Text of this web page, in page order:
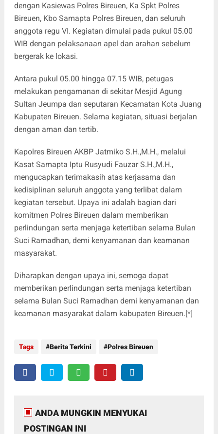
dengan Kasiewas Polres Bireuen, Ka Spkt Polres
Bireuen, Kbo Samapta Polres Bireuen, dan seluruh
anggota regu VI. Kegiatan dimulai pada pukul 05.00
WIB dengan pelaksanaan apel dan arahan sebelum
bergerak ke lokasi.
Antara pukul 05.00 hingga 07.15 WIB, petugas
melakukan pengamanan di sekitar Mesjid Agung
Sultan Jeumpa dan seputaran Kecamatan Kota Juang
Kabupaten Bireuen. Selama kegiatan, situasi berjalan
dengan aman dan tertib.
Kapolres Bireuen AKBP Jatmiko S.H.,M.H., melalui
Kasat Samapta Iptu Rusyudi Fauzar S.H.,M.H.,
mengucapkan terimakasih atas kerjasama dan
kedisiplinan seluruh anggota yang terlibat dalam
kegiatan tersebut. Upaya ini adalah bagian dari
komitmen Polres Bireuen dalam memberikan
perlindungan serta menjaga ketertiban selama Bulan
Suci Ramadhan, demi kenyamanan dan keamanan
masyarakat.
Diharapkan dengan upaya ini, semoga dapat
memberikan perlindungan serta menjaga ketertiban
selama Bulan Suci Ramadhan demi kenyamanan dan
keamanan masyarakat dalam kabupaten Bireuen.[*]
Tags Berita Terkini Polres Bireuen
ANDA MUNGKIN MENYUKAI
POSTINGAN INI